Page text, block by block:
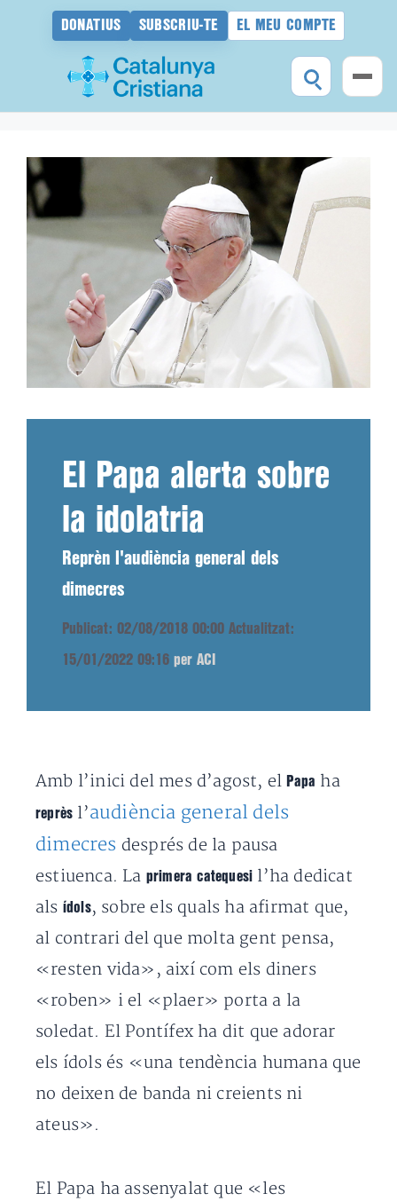
DONATIUS SUBSCRIU-TE EL MEU COMPTE
contingut
El Papa alerta sobre
la idolatria
Reprèn l'audiència general dels
dimecres
Publicat: 02/08/2018 00:00 Actualitzat:
15/01/2022 09:16 per ACI
Amb l’inici del mes d’agost, elPapa ha
reprès l’audiència general dels
dimecres després de la pausa
estiuenca. La primera catequesi l’ha dedicat
als ídols, sobre els quals ha afirmat que,
al contrari del que molta gent pensa,
«resten vida», així com els diners
«roben» i el «plaer» porta a la
soledat. El Pontífex ha dit que adorar
els ídols és «una tendència humana que
no deixen de banda ni creients ni
ateus».
El Papa ha assenyalat que «les